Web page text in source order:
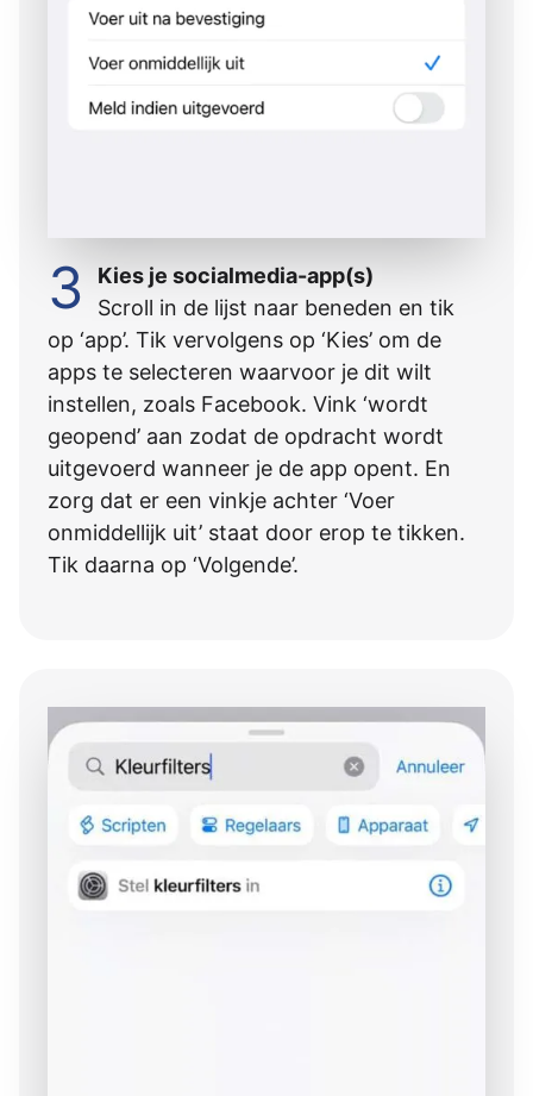
3
Kies je socialmedia-app(s)
Scroll in de lijst naar beneden en tik
op ‘app’. Tik vervolgens op ‘Kies’ om de
apps te selecteren waarvoor je dit wilt
instellen, zoals Facebook. Vink ‘wordt
geopend’ aan zodat de opdracht wordt
uitgevoerd wanneer je de app opent. En
zorg dat er een vinkje achter ‘Voer
onmiddellijk uit’ staat door erop te tikken.
Tik daarna op ‘Volgende’.